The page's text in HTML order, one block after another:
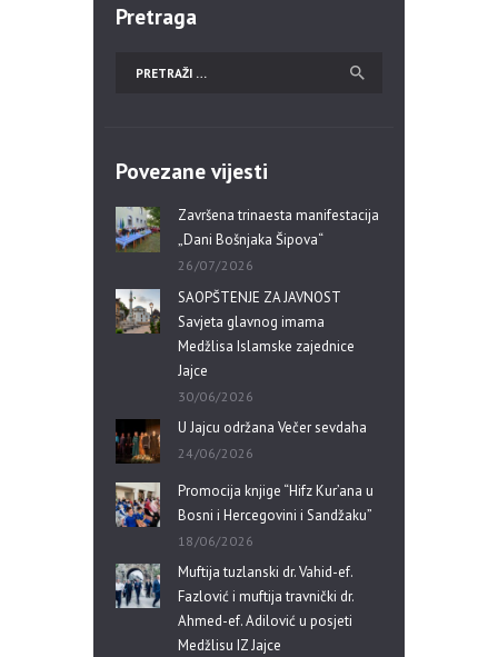
Pretraga
Povezane vijesti
Završena trinaesta manifestacija
„Dani Bošnjaka Šipova“
26/07/2026
SAOPŠTENJE ZA JAVNOST
Savjeta glavnog imama
Medžlisa Islamske zajednice
Jajce
30/06/2026
U Jajcu održana Večer sevdaha
24/06/2026
Promocija knjige “Hifz Kur’ana u
Bosni i Hercegovini i Sandžaku”
18/06/2026
Muftija tuzlanski dr. Vahid-ef.
Fazlović i muftija travnički dr.
Ahmed-ef. Adilović u posjeti
Medžlisu IZ Jajce